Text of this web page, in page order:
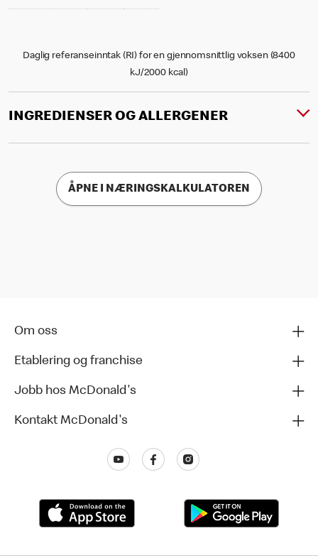
Daglig referanseinntak (RI) for en gjennomsnittlig voksen (8400
kJ/2000 kcal)
INGREDIENSER OG ALLERGENER
ÅPNE I NÆRINGSKALKULATOREN
Om oss
Etablering og franchise
Jobb hos McDonald's
Kontakt McDonald's